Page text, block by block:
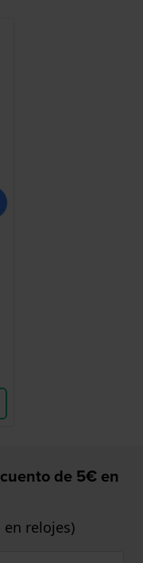
de 5€ en
en relojes)